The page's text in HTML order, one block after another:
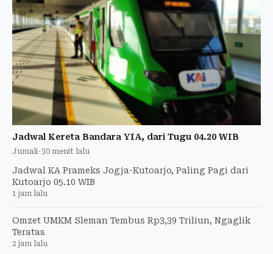
Jadwal Kereta Bandara YIA, dari Tugu 04.20 WIB
Jumali-30 menit lalu
Jadwal KA Prameks Jogja-Kutoarjo, Paling Pagi dari
Kutoarjo 05.10 WIB
1 jam lalu
Omzet UMKM Sleman Tembus Rp3,39 Triliun, Ngaglik
Teratas
2 jam lalu